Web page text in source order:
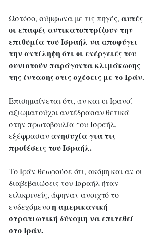
Ωστόσο, σύμφωνα με τις πηγές, αυτές
οι επαφές αντικατοπτρίζουν την
επιθυμία του Ισραήλ να αποφύγει
την αντίληψη ότι οι ενέργειές του
συνιστούν παράγοντα κλιμάκωσης
της έντασης στις σχέσεις με το Ιράν.
Επισημαίνεται ότι, αν και οι Ιρανοί
αξιωματούχοι αντέδρασαν θετικά
στην πρωτοβουλία του Ισραήλ,
εξέφρασαν ανησυχία για τις
προθέσεις του Ισραήλ.
Το Ιράν θεωρούσε ότι, ακόμη και αν οι
διαβεβαιώσεις του Ισραήλ ήταν
ειλικρινείς, άφηναν ανοιχτό το
ενδεχόμενο η αμερικανική
στρατιωτική δύναμη να επιτεθεί
στο Ιράν.